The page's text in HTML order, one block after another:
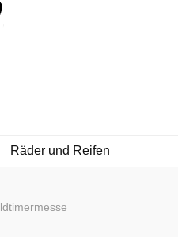
Räder und Reifen